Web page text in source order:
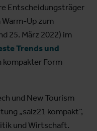
Entscheidungsträger
Up zum
25. März 2022) im
Trends und
kompakter Form
und New Tourism
„salz21 kompakt“,
und Wirtschaft.